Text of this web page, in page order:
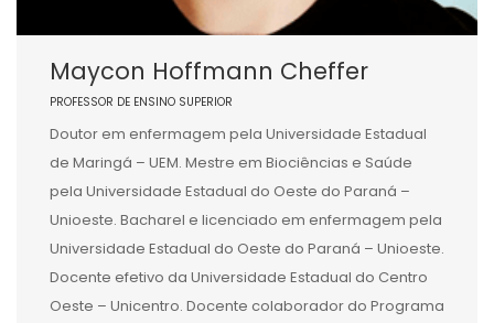
Maycon Hoffmann Cheffer
PROFESSOR DE ENSINO SUPERIOR
Doutor em enfermagem pela Universidade Estadual
de Maringá – UEM. Mestre em Biociências e Saúde
pela Universidade Estadual do Oeste do Paraná –
Unioeste. Bacharel e licenciado em enfermagem pela
Universidade Estadual do Oeste do Paraná – Unioeste.
Docente efetivo da Universidade Estadual do Centro
Oeste – Unicentro. Docente colaborador do Programa